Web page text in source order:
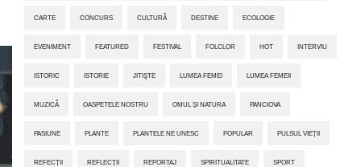
CARTE CONCURS CULTURĂ DESTINE ECOLOGIE
EVENIMENT FEATURED FESTIVAL FOLCLOR HOT INTERVIU
ISTORIC ISTORIE JITIŞTE LUMEA FEMEI LUMEA FEMEII
MUZICĂ OASPETELE NOSTRU OMUL ȘI NATURA PANCIOVA
PASIUNE PLANTE PLANTELE NE UNESC POPULAR PULSUL VIEȚII
REFECȚII REFLECȚII REPORTAJ SPIRITUALITATE SPORT